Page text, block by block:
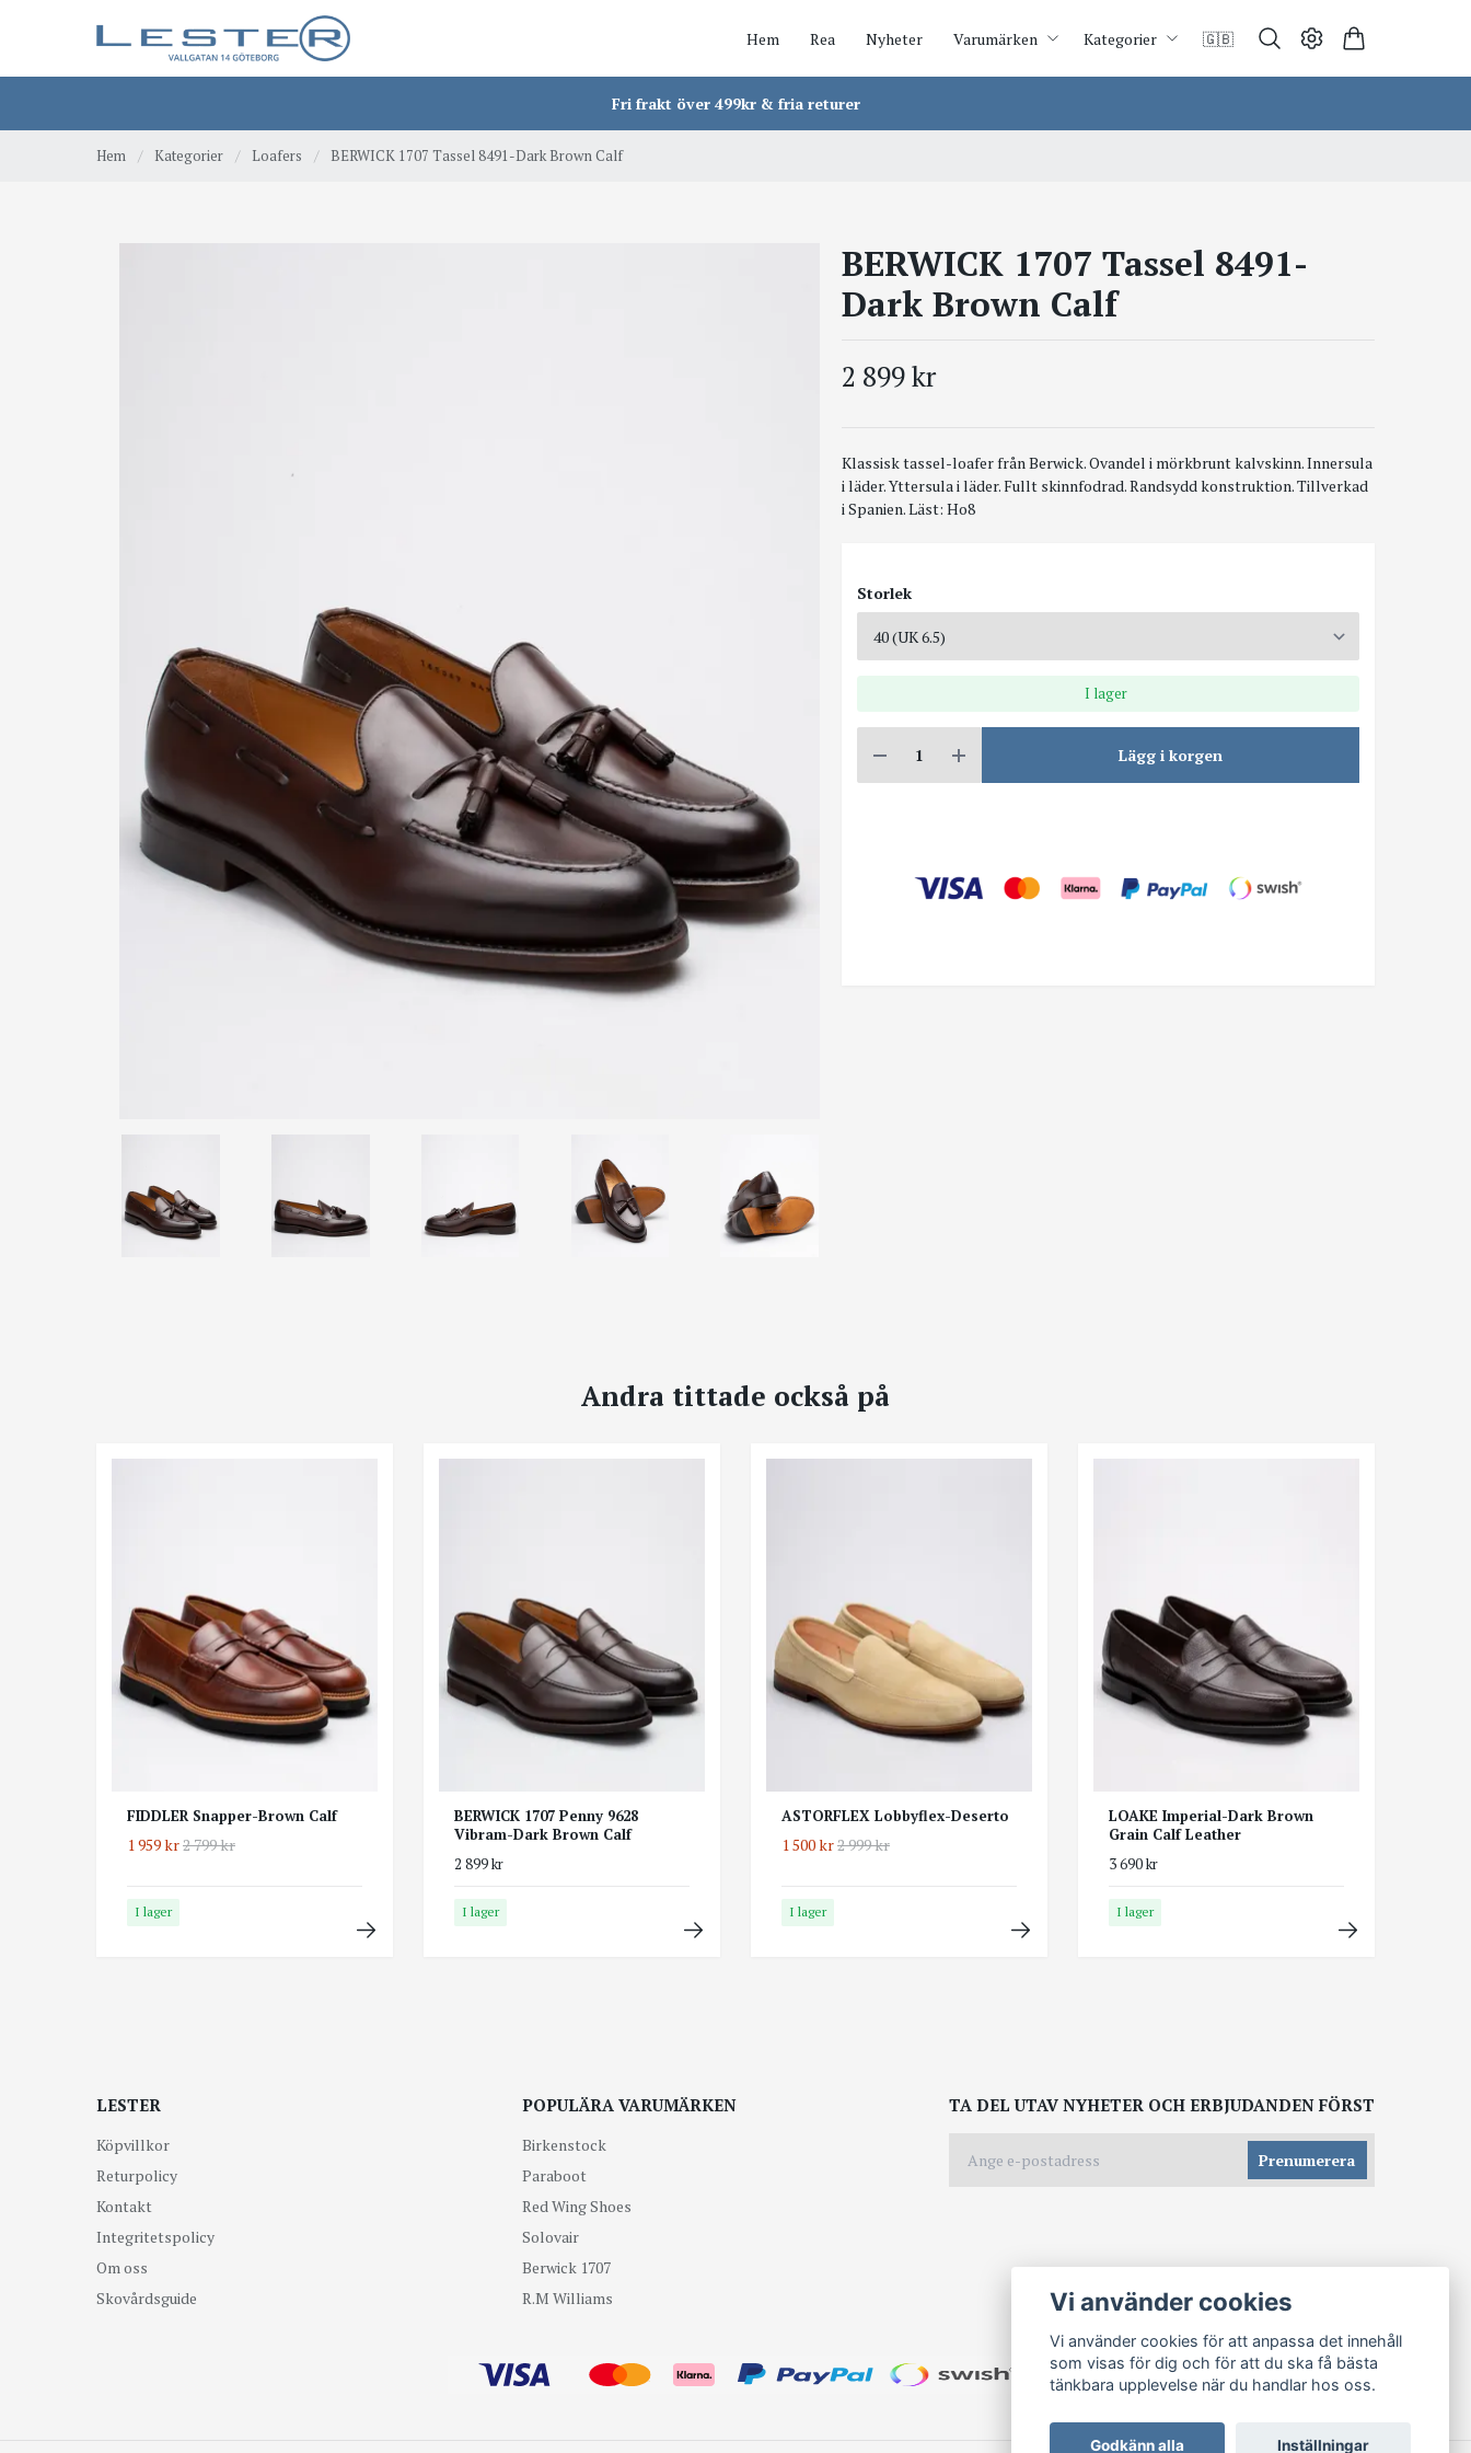
Hem Rea Nyheter Varumärken Kategorier 🇬🇧
Fri frakt över 499kr & fria returer
Hem / Kategorier / Loafers / BERWICK 1707 Tassel 8491-Dark Brown Calf
BERWICK 1707 Tassel 8491-
Dark Brown Calf
2 899 kr
Klassisk tassel-loafer från Berwick. Ovandel i mörkbrunt kalvskinn. Innersula
i läder. Yttersula i läder. Fullt skinnfodrad. Randsydd konstruktion. Tillverkad
i Spanien. Läst: Ho8
Storlek
I lager
Lägg i korgen
Andra tittade också på
FIDDLER Snapper-Brown Calf
1 959 kr2 799 kr
I lager
BERWICK 1707 Penny 9628
Vibram-Dark Brown Calf
2 899 kr
I lager
ASTORFLEX Lobbyflex-Deserto
1 500 kr2 999 kr
I lager
LOAKE Imperial-Dark Brown
Grain Calf Leather
3 690 kr
I lager
LESTER
Köpvillkor
Returpolicy
Kontakt
Integritetspolicy
Om oss
Skovårdsguide
POPULÄRA VARUMÄRKEN
Birkenstock
Paraboot
Red Wing Shoes
Solovair
Berwick 1707
R.M Williams
TA DEL UTAV NYHETER OCH ERBJUDANDEN FÖRST
Prenumerera
Vi använder cookies
Vi använder cookies för att anpassa det innehåll
som visas för dig och för att du ska få bästa
tänkbara upplevelse när du handlar hos oss.
Godkänn alla Inställningar